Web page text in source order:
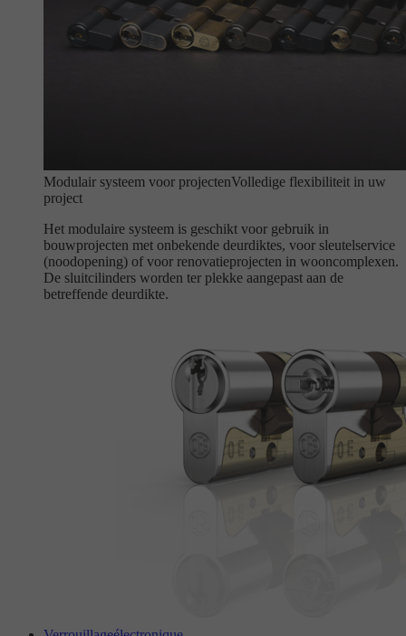
Modulair systeem voor projectenVolledige flexibiliteit in uw
project
Het modulaire systeem is geschikt voor gebruik in
bouwprojecten met onbekende deurdiktes, voor sleutelservice
(noodopening) of voor renovatieprojecten in wooncomplexen.
De sluitcilinders worden ter plekke aangepast aan de
betreffende deurdikte.